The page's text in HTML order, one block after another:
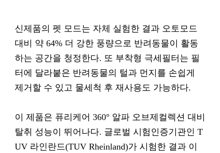
신제품의 펫 모드는 자체 실험한 결과 오토모드
대비 약 64% 더 강한 풍량으로 반려동물이 활동
하는 공간을 청정한다. 또 부착형 극세필터는 필
터에 달라붙은 반려동물의 털과 먼지를 손쉽게
제거할 수 있고 물세척 후 재사용도 가능하다.
이 제품은 퓨리케어 360° 알파 오브제컬렉션 대비
탈취 성능이 뛰어나다. 글로벌 시험인증기관인 T
UV 라인란드(TUV Rheinland)가 시험한 결과 이